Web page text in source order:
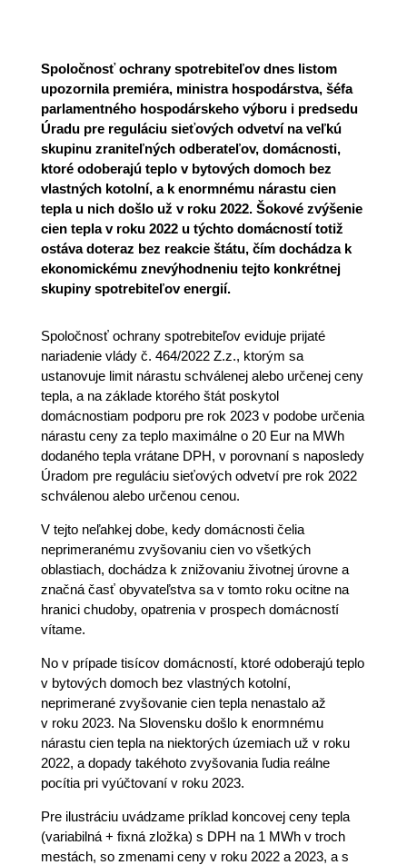
Spoločnosť ochrany spotrebiteľov dnes listom
upozornila premiéra, ministra hospodárstva, šéfa
parlamentného hospodárskeho výboru i predsedu
Úradu pre reguláciu sieťových odvetví na veľkú
skupinu zraniteľných odberateľov, domácnosti,
ktoré odoberajú teplo v bytových domoch bez
vlastných kotolní, a k enormnému nárastu cien
tepla u nich došlo už v roku 2022. Šokové zvýšenie
cien tepla v roku 2022 u týchto domácností totiž
ostáva doteraz bez reakcie štátu, čím dochádza k
ekonomickému znevýhodneniu tejto konkrétnej
skupiny spotrebiteľov energií.
Spoločnosť ochrany spotrebiteľov eviduje prijaté
nariadenie vlády č. 464/2022 Z.z., ktorým sa
ustanovuje limit nárastu schválenej alebo určenej ceny
tepla, a na základe ktorého štát poskytol
domácnostiam podporu pre rok 2023 v podobe určenia
nárastu ceny za teplo maximálne o 20 Eur na MWh
dodaného tepla vrátane DPH, v porovnaní s naposledy
Úradom pre reguláciu sieťových odvetví pre rok 2022
schválenou alebo určenou cenou.
V tejto neľahkej dobe, kedy domácnosti čelia
neprimeranému zvyšovaniu cien vo všetkých
oblastiach, dochádza k znižovaniu životnej úrovne a
značná časť obyvateľstva sa v tomto roku ocitne na
hranici chudoby, opatrenia v prospech domácností
vítame.
No v prípade tisícov domácností, ktoré odoberajú teplo
v bytových domoch bez vlastných kotolní,
neprimerané zvyšovanie cien tepla nenastalo až
v roku 2023. Na Slovensku došlo k enormnému
nárastu cien tepla na niektorých územiach už v roku
2022, a dopady takéhoto zvyšovania ľudia reálne
pocítia pri vyúčtovaní v roku 2023.
Pre ilustráciu uvádzame príklad koncovej ceny tepla
(variabilná + fixná zložka) s DPH na 1 MWh v troch
mestách, so zmenami ceny v roku 2022 a 2023, a s